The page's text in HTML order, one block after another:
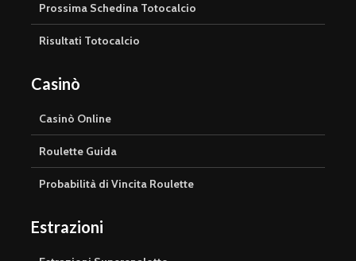
Prossima Schedina Totocalcio
Risultati Totocalcio
Casinò
Casinò Online
Roulette Guida
Probabilità di Vincita Roulette
Estrazioni